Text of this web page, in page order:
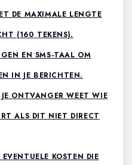
DE MAXIMALE LENGTE
(160 TEKENS).
EN SMS-TAAL OM
IN JE BERICHTEN.
ONTVANGER WEET WIE
ALS DIT NIET DIRECT
KOSTEN DIE